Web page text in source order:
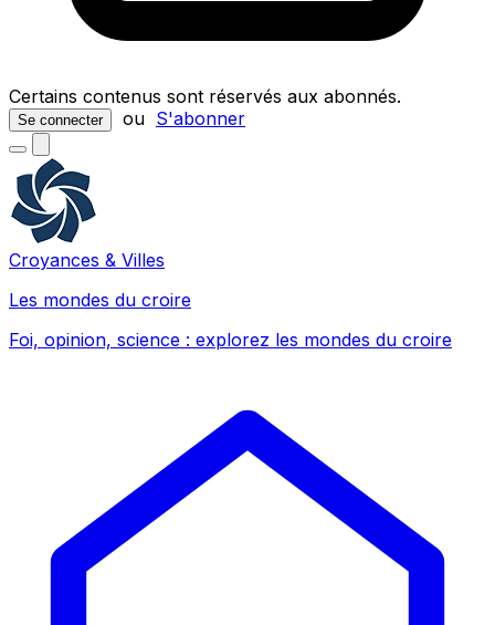
Certains contenus sont réservés aux abonnés.
Se connecter ou S'abonner
Croyances & Villes
Les mondes du croire
Foi, opinion, science : explorez les mondes du croire